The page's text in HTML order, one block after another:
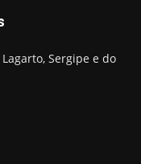
Sergipe e do